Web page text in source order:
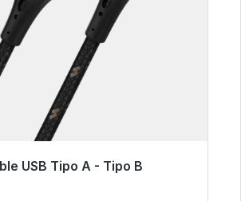
USB Tipo A - Tipo B
envío inmediato, plazo de entrega